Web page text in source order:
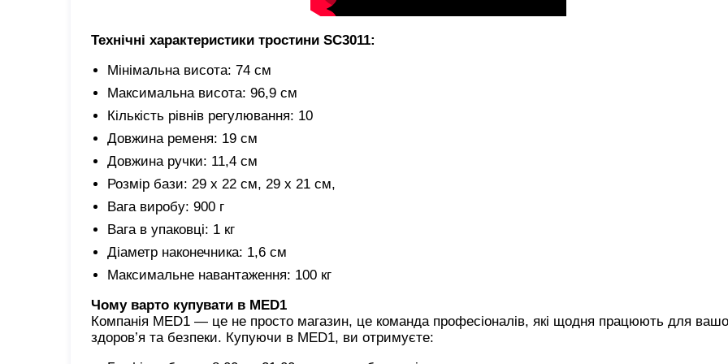
Технічні характеристики тростини SC3011:
Мінімальна висота: 74 см
Максимальна висота: 96,9 см
Кількість рівнів регулювання: 10
Довжина ременя: 19 см
Довжина ручки: 11,4 см
Розмір бази: 29 х 22 см, 29 х 21 см,
Вага виробу: 900 г
Вага в упаковці: 1 кг
Діаметр наконечника: 1,6 см
Максимальне навантаження: 100 кг
Чому варто купувати в MED1
Компанія MED1 — це не просто магазин, це команда професіоналів, які щодня працюють для
здоров’я та безпеки. Купуючи в MED1, ви отримуєте: